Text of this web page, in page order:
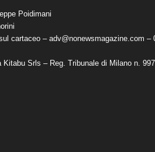
Poidimani
cartaceo – adv@nonewsmagazine.com –
Kitabu Srls – Reg. Tribunale di Milano n.